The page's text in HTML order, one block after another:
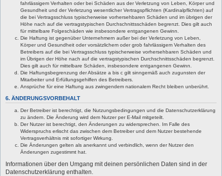
fahrlässigem Verhalten oder bei Schäden aus der Verletzung von Leben, Körper und
Gesundheit und der Verletzung wesentlicher Vertragspflichten (Kardinalpflichten) auf
die bei Vertragsschluss typischerweise vorhersehbaren Schäden und im übrigen der
Höhe nach auf die vertragstypischen Durchschnittsschäden begrenzt. Dies gilt auch
für mittelbare Folgeschäden wie insbesondere entgangenen Gewinn.
Die Haftung ist gegenüber Unternehmern außer bei der Verletzung von Leben,
Körper und Gesundheit oder vorsätzlichem oder grob fahrlässigem Verhalten des
Betreibers auf die bei Vertragsschluss typischerweise vorhersehbaren Schäden und
im Übrigen der Höhe nach auf die vertragstypischen Durchschnittsschäden begrenzt.
Dies gilt auch für mittelbare Schäden, insbesondere entgangenen Gewinn.
Die Haftungsbegrenzung der Absätze a bis c gilt sinngemäß auch zugunsten der
Mitarbeiter und Erfüllungsgehilfen des Betreibers.
Ansprüche für eine Haftung aus zwingendem nationalem Recht bleiben unberührt.
6. ÄNDERUNGSVORBEHALT
Der Betreiber ist berechtigt, die Nutzungsbedingungen und die Datenschutzerklärung
zu ändern. Die Änderung wird dem Nutzer per E-Mail mitgeteilt.
Der Nutzer ist berechtigt, den Änderungen zu widersprechen. Im Falle des
Widerspruchs erlischt das zwischen dem Betreiber und dem Nutzer bestehende
Vertragsverhältnis mit sofortiger Wirkung.
Die Änderungen gelten als anerkannt und verbindlich, wenn der Nutzer den
Änderungen zugestimmt hat.
Informationen über den Umgang mit deinen persönlichen Daten sind in der
Datenschutzerklärung enthalten.